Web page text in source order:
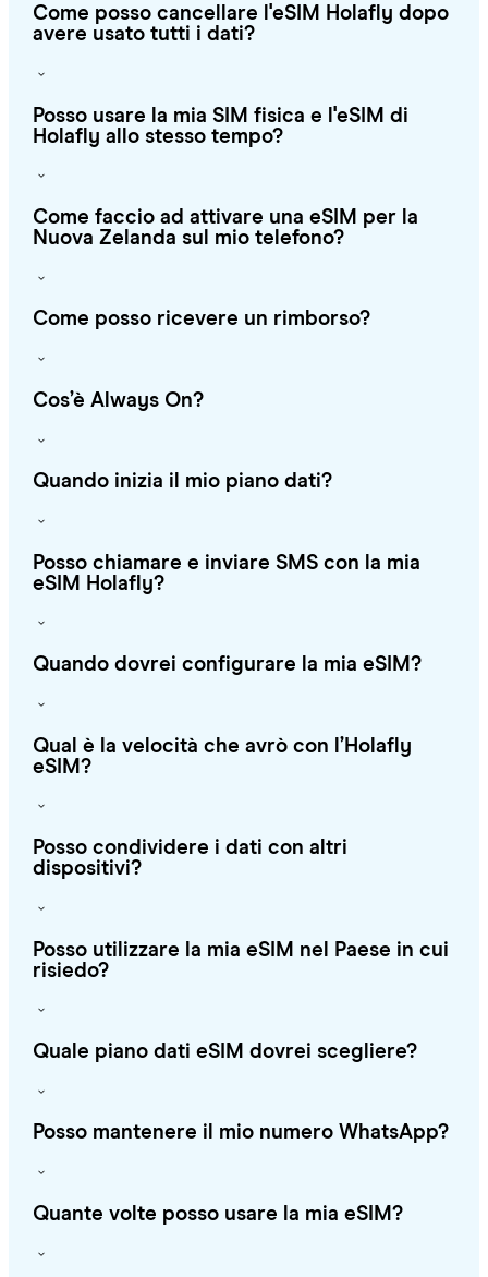
Come posso cancellare l'eSIM Holafly dopo
avere usato tutti i dati?
Posso usare la mia SIM fisica e l'eSIM di
Holafly allo stesso tempo?
Come faccio ad attivare una eSIM per la
Nuova Zelanda sul mio telefono?
Come posso ricevere un rimborso?
Cos’è Always On?
Quando inizia il mio piano dati?
Posso chiamare e inviare SMS con la mia
eSIM Holafly?
Quando dovrei configurare la mia eSIM?
Qual è la velocità che avrò con l’Holafly
eSIM?
Posso condividere i dati con altri
dispositivi?
Posso utilizzare la mia eSIM nel Paese in cui
risiedo?
Quale piano dati eSIM dovrei scegliere?
Posso mantenere il mio numero WhatsApp?
Quante volte posso usare la mia eSIM?